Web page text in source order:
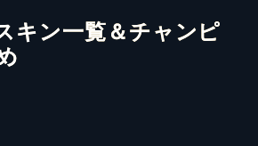
キン一覧＆チャンピ